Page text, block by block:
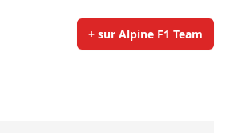
+ sur Alpine F1 Team